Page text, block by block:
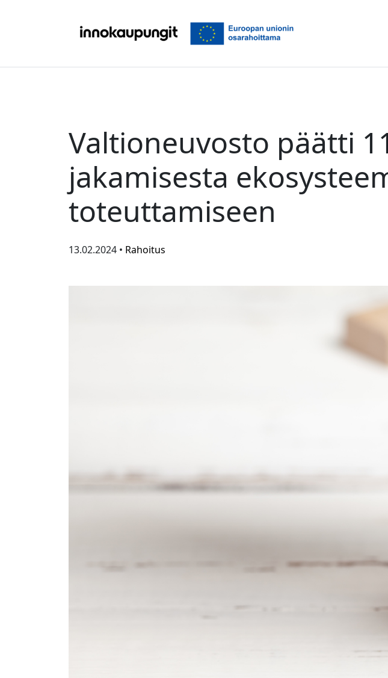
Valtioneuvosto päätti
jakamisesta
toteuttamiseen
13.02.2024 • Rahoitus